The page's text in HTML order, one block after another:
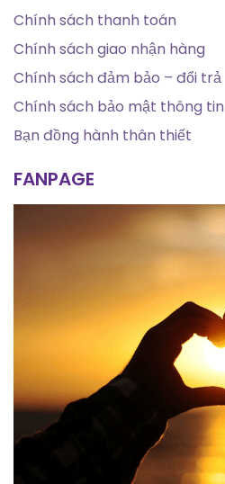
Chính sách thanh toán
Chính sách giao nhận hàng
Chính sách đảm bảo – đổi trả
Chính sách bảo mật thông tin
Bạn đồng hành thân thiết
FANPAGE